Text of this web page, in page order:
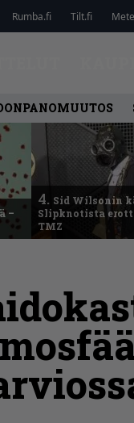
Rumba.fi Tilt.fi
–
4. Sid Wilsonin
Slipknotista
TMZ